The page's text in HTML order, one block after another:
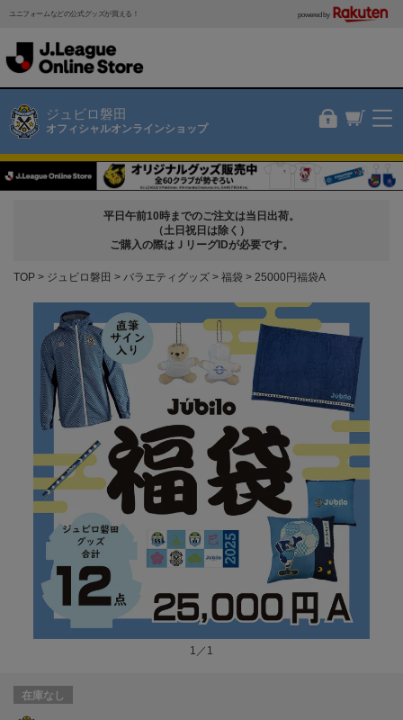
ユニフォームなどの公式グッズが買える！ powered by
ジュビロ磐田
オフィシャルオンラインショップ
平日午前10時までのご注文は当日出荷。
（土日祝日は除く）
ご購入の際はＪリーグIDが必要です。
TOP ジュビロ磐田 バラエティグッズ 福袋 25000円福袋A
1／1
在庫なし